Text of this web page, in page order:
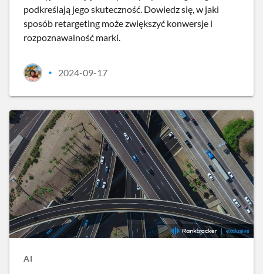
podkreślają jego skuteczność. Dowiedz się, w jaki
sposób retargeting może zwiększyć konwersje i
rozpoznawalność marki.
• 2024-09-17
AI